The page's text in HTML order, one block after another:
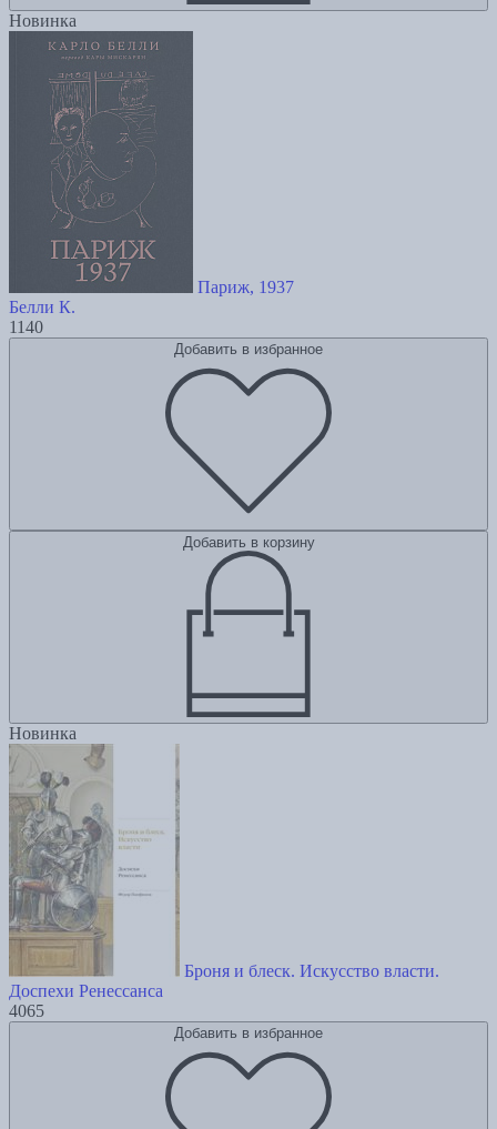
Новинка
Париж, 1937
Белли К.
1140
Добавить в избранное
Добавить в корзину
Новинка
Броня и блеск. Искусство власти.
Доспехи Ренессанса
4065
Добавить в избранное